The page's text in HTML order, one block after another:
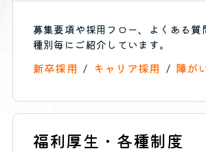
募集要項や採用フロー、よくある質
種別毎にご紹介しています。
新卒採用 キャリア採用 障が
福利厚生 ・ 各種制度